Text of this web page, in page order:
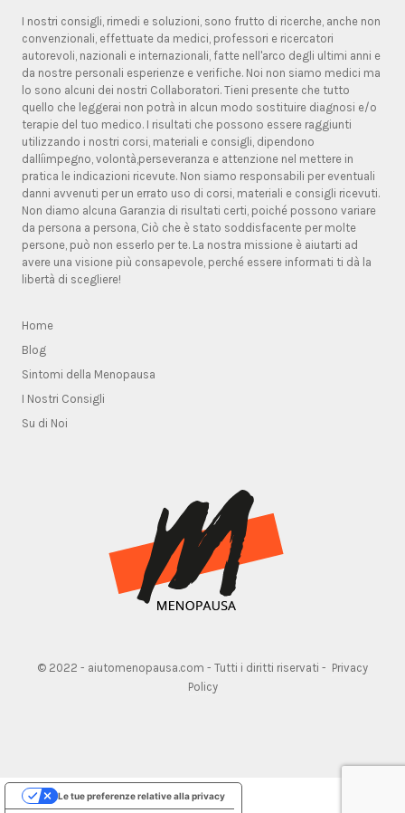
I nostri consigli, rimedi e soluzioni, sono frutto di ricerche, anche non
convenzionali, effettuate da medici, professori e ricercatori
autorevoli, nazionali e internazionali, fatte nell'arco degli ultimi anni e
da nostre personali esperienze e verifiche. Noi non siamo medici ma
lo sono alcuni dei nostri Collaboratori. Tieni presente che tutto
quello che leggerai non potrà in alcun modo sostituire diagnosi e/o
terapie del tuo medico. I risultati che possono essere raggiunti
utilizzando i nostri corsi, materiali e consigli, dipendono
dallíimpegno, volontà,perseveranza e attenzione nel mettere in
pratica le indicazioni ricevute. Non siamo responsabili per eventuali
danni avvenuti per un errato uso di corsi, materiali e consigli ricevuti.
Non diamo alcuna Garanzia di risultati certi, poiché possono variare
da persona a persona, Ciò che è stato soddisfacente per molte
persone, può non esserlo per te. La nostra missione è aiutarti ad
avere una visione più consapevole, perché essere informati ti dà la
libertà di scegliere!
Home
Blog
Sintomi della Menopausa
I Nostri Consigli
Su di Noi
© 2022 - aiutomenopausa.com - Tutti i diritti riservati - Privacy
Policy
Le tue preferenze relative alla privacy